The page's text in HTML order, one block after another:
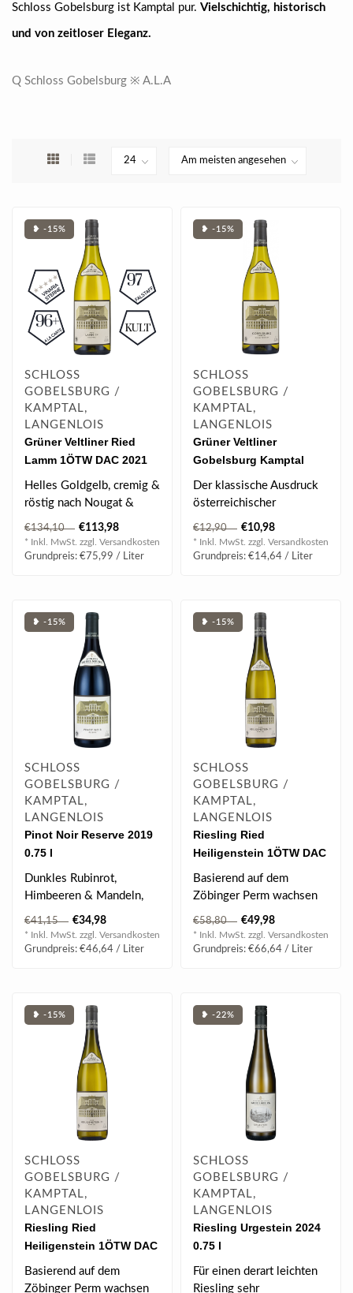
Schloss Gobelsburg ist Kamptal pur. Vielschichtig, historisch
und von zeitloser Eleganz.
Q Schloss Gobelsburg ※ A.L.A
❥ -15%
SCHLOSS
GOBELSBURG /
KAMPTAL,
LANGENLOIS
Grüner Veltliner Ried
Lamm 1ÖTW DAC 2021
Magnum 1.50 l
Helles Goldgelb, cremig &
röstig nach Nougat &
Marzipan, bisschen Vanille
& wei..
€134,10 €113,98
* Inkl. MwSt. zzgl. Versandkosten
Grundpreis: €75,99 / Liter
❥ -15%
SCHLOSS
GOBELSBURG /
KAMPTAL,
LANGENLOIS
Grüner Veltliner
Gobelsburg Kamptal
2025 0.75 l
Der klassische Ausdruck
österreichischer
Weinkultur – perfekter
Essensbegleit..
€12,90 €10,98
* Inkl. MwSt. zzgl. Versandkosten
Grundpreis: €14,64 / Liter
❥ -15%
SCHLOSS
GOBELSBURG /
KAMPTAL,
LANGENLOIS
Pinot Noir Reserve 2019
0.75 l
Dunkles Rubinrot,
Himbeeren & Mandeln,
etwas Rosenduft, mächtig
& druckvoll, ju..
€41,15 €34,98
* Inkl. MwSt. zzgl. Versandkosten
Grundpreis: €46,64 / Liter
❥ -15%
SCHLOSS
GOBELSBURG /
KAMPTAL,
LANGENLOIS
Riesling Ried
Heiligenstein 1ÖTW DAC
2021 0.75 l
Basierend auf dem
Zöbinger Perm wachsen
die Reben auf einer ganz
eigenständige..
€58,80 €49,98
* Inkl. MwSt. zzgl. Versandkosten
Grundpreis: €66,64 / Liter
❥ -15%
SCHLOSS
GOBELSBURG /
KAMPTAL,
LANGENLOIS
Riesling Ried
Heiligenstein 1ÖTW DAC
2020 0.75 l
Basierend auf dem
Zöbinger Perm wachsen
❥ -22%
SCHLOSS
GOBELSBURG /
KAMPTAL,
LANGENLOIS
Riesling Urgestein 2024
0.75 l
Für einen derart leichten
Riesling sehr